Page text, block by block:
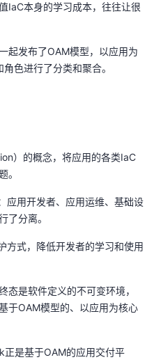
IaC本身的学习成本，往往让很
起发布了OAM模型，以应用为
色进行了分类和聚合。
）的概念，将应用的各类IaC
。
应用开发者、应用运维、基础设
了分离。
方式，降低开发者的学习和使用
态是软件定义的不可变环境，
于OAM模型的、以应用为核心
是基于OAM的应用交付平